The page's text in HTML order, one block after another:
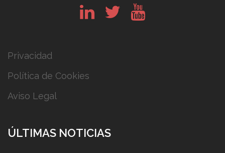
Privacidad
Política de Cookies
Aviso Legal
ÚLTIMAS NOTICIAS